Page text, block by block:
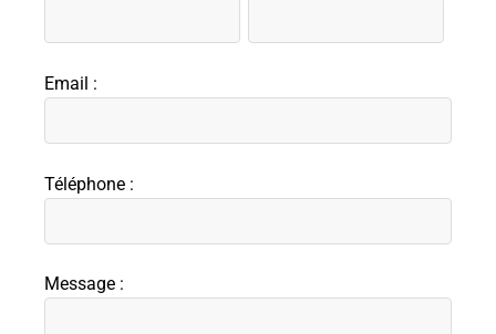
Email :
Téléphone :
Message :